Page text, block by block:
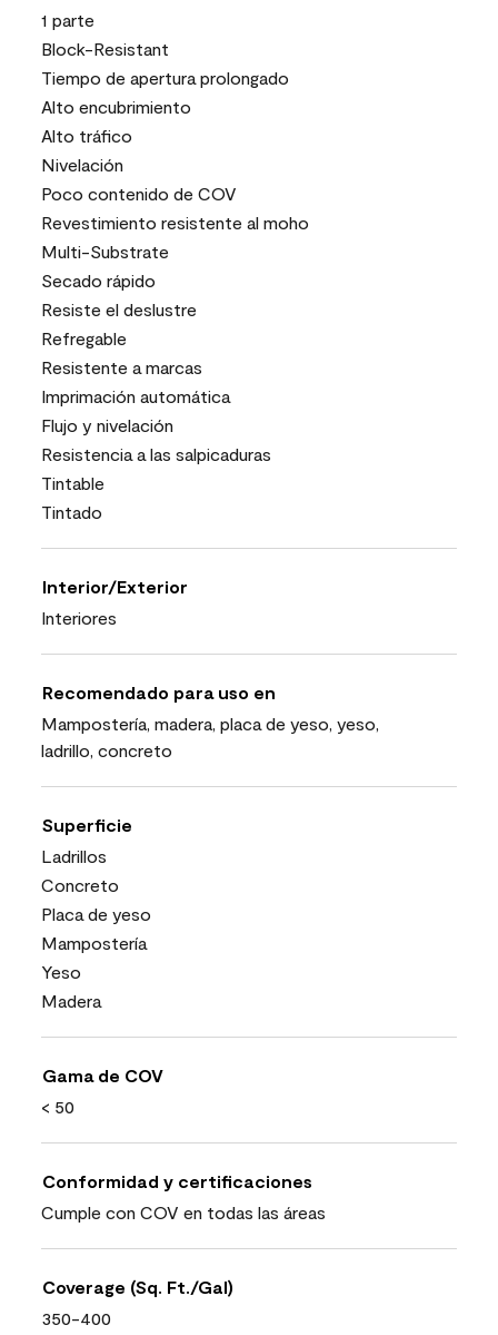
1 parte
Block-Resistant
Tiempo de apertura prolongado
Alto encubrimiento
Alto tráfico
Nivelación
Poco contenido de COV
Revestimiento resistente al moho
Multi-Substrate
Secado rápido
Resiste el deslustre
Refregable
Resistente a marcas
Imprimación automática
Flujo y nivelación
Resistencia a las salpicaduras
Tintable
Tintado
Interior/Exterior
Interiores
Recomendado para uso en
Mampostería, madera, placa de yeso, yeso,
ladrillo, concreto
Superficie
Ladrillos
Concreto
Placa de yeso
Mampostería
Yeso
Madera
Gama de COV
< 50
Conformidad y certificaciones
Cumple con COV en todas las áreas
Coverage (Sq. Ft./Gal)
350-400